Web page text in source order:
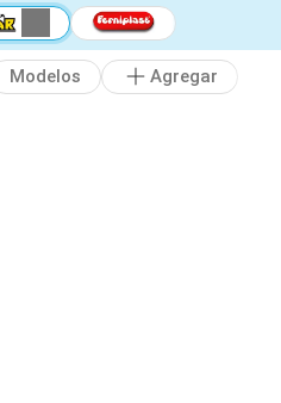
Modelos Agregar